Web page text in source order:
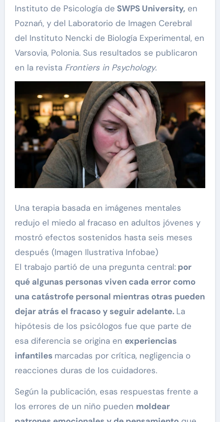
Instituto de Psicología de SWPS University,en
Poznań, y del Laboratorio de Imagen Cerebral
del Instituto Nencki de Biología Experimental, en
Varsovia, Polonia. Sus resultados se publicaron
en la revista Frontiers in Psychology.
Una terapia basada en imágenes mentales
redujo el miedo al fracaso en adultos jóvenes y
mostró efectos sostenidos hasta seis meses
después (Imagen Ilustrativa Infobae)
El trabajo partió de una pregunta central:por
qué algunas personas viven cada error como
una catástrofe personal mientras otras pueden
dejar atrás el fracaso y seguir adelante. La
hipótesis de los psicólogos fue que parte de
esa diferencia se origina en experiencias
infantiles marcadas por crítica, negligencia o
reacciones duras de los cuidadores.
Según la publicación, esas respuestas frente a
los errores de un niño pueden moldear